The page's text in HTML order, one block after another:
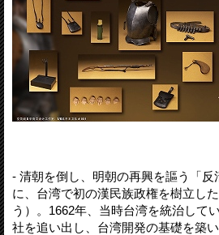
- 清朝を倒し、明朝の再興を謳う「反
に、台湾で初の漢民族政権を樹立し
う）。1662年、当時台湾を統治して
社を追い出し、台湾開発の基礎を築